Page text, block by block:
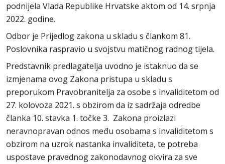
podnijela Vlada Republike Hrvatske aktom od 14. srpnja
2022. godine.
Odbor je Prijedlog zakona u skladu s člankom 81.
Poslovnika raspravio u svojstvu matičnog radnog tijela.
Predstavnik predlagatelja uvodno je istaknuo da se
izmjenama ovog Zakona pristupa u skladu s
preporukom Pravobranitelja za osobe s invaliditetom od
27. kolovoza 2021. s obzirom da iz sadržaja odredbe
članka 10. stavka 1. točke 3. Zakona proizlazi
neravnopravan odnos među osobama s invaliditetom s
obzirom na uzrok nastanka invaliditeta, te potreba
uspostave pravednog zakonodavnog okvira za sve